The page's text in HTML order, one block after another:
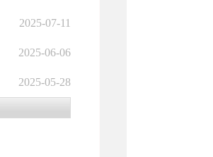
2025-07-11
2025-06-06
2025-05-28